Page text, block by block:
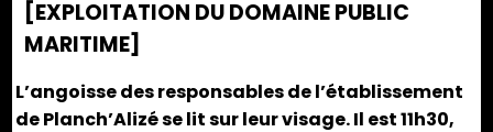
[EXPLOITATION DU DOMAINE PUBLIC
MARITIME]
L’angoisse des responsables de l’établissement
de Planch’Alizé se lit sur leur visage. Il est 11h30,